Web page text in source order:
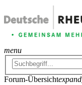
menu
Forum-Übersicht